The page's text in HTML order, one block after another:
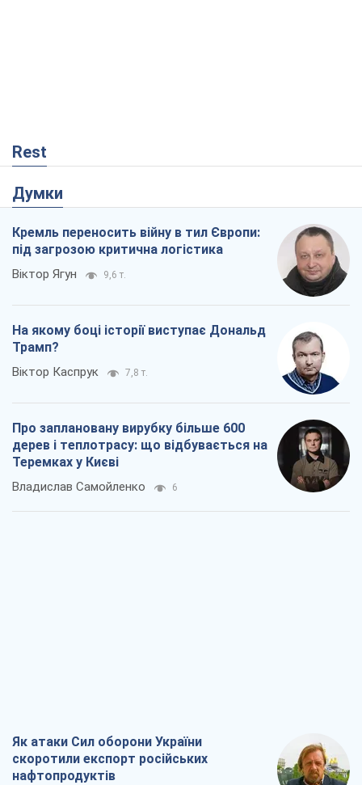
Rest
Думки
Кремль переносить війну в тил Європи:
під загрозою критична логістика
Віктор Ягун 9,6 т.
На якому боці історії виступає Дональд
Трамп?
Віктор Каспрук 7,8 т.
Про заплановану вирубку більше 600
дерев і теплотрасу: що відбувається на
Теремках у Києві
Владислав Самойленко 6
Як атаки Сил оборони України
скоротили експорт російських
нафтопродуктів